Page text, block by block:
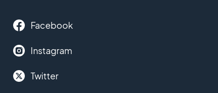
Facebook
Instagram
Twitter